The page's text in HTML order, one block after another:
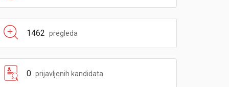
1462 pregleda
0 prijavljenih kandidata